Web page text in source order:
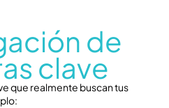
de
clave
que realmente buscan tus